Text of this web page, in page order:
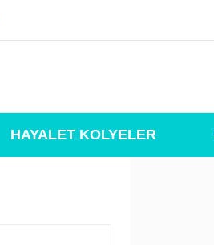
HAYALET KOLYELER